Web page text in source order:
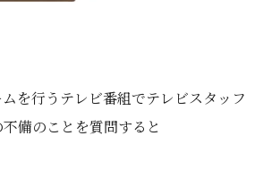
を行うテレビ番組でテレビスタッフ
備のことを質問すると